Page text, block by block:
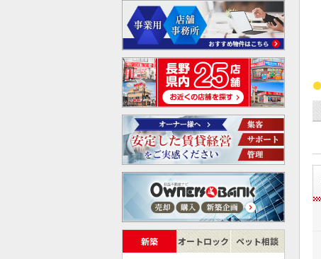
新築 オートロック ペット相談